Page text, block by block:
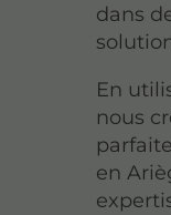
dans
En
nous
en